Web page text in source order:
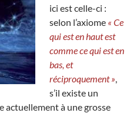
ici est celle-ci :
selon l’axiome « Ce
qui est en haut est
comme ce qui est en
bas, et
réciproquement »
s’il existe un
actuellement à une grosse